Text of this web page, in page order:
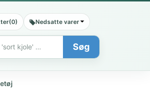
(0) Nedsatte varer
Søg